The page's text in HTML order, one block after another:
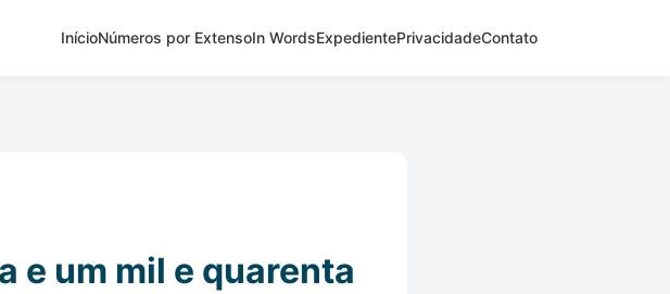
InícioNúmeros por ExtensoIn WordsExpedientePrivacidadeContato
e um mil e quarenta